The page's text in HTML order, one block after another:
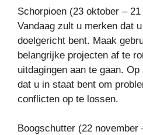
Schorpioen (23 oktober –
Vandaag zult u merken dat
doelgericht bent. Maak
belangrijke projecten af te
uitdagingen aan te gaan.
dat u in staat bent om
conflicten op te lossen.
Boogschutter (22 november